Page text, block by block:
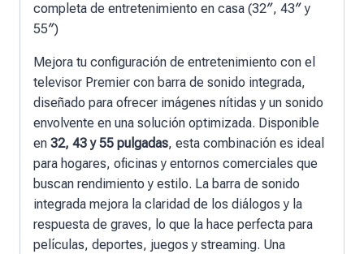
completa de entretenimiento en casa (32″, 43″ y
55″)
Mejora tu configuración de entretenimiento con el
televisor Premier con barra de sonido integrada,
diseñado para ofrecer imágenes nítidas y un sonido
envolvente en una solución optimizada. Disponible
en 32, 43 y 55 pulgadas, esta combinación es ideal
para hogares, oficinas y entornos comerciales que
buscan rendimiento y estilo. La barra de sonido
integrada mejora la claridad de los diálogos y la
respuesta de graves, lo que la hace perfecta para
películas, deportes, juegos y streaming. Una